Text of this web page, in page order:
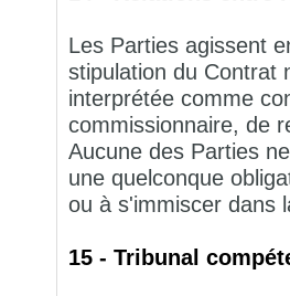
Les Parties agissent
stipulation du Contrat
interprétée comme
commissionnaire, de
Aucune des Parties
une quelconque
ou à s'immiscer dans
15 - Tribunal